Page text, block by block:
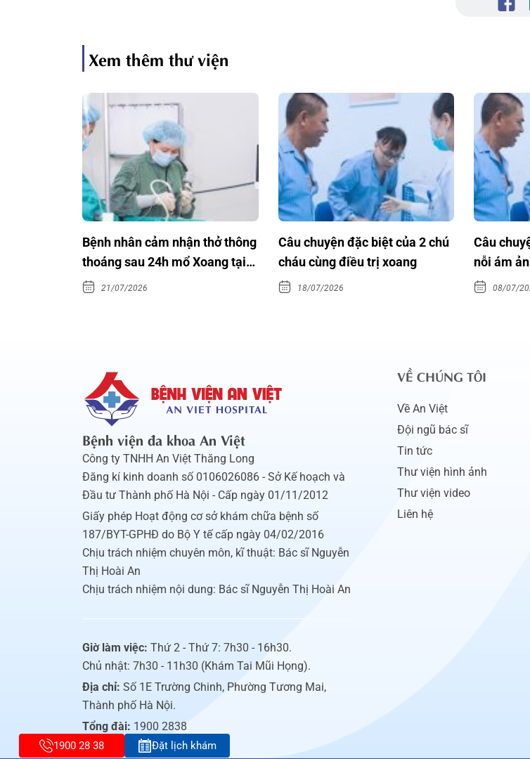
Xem thêm thư viện
Bệnh nhân cảm nhận thở thông
thoáng sau 24h mổ Xoang tại
An Việt
21/07/2026
Câu chuyện đặc biệt của 2 chú
cháu cùng điều trị xoang
18/07/2026
Câu
nỗi ám
nội soi
08/07/
Bệnh viện đa khoa An Việt
Công ty TNHH An Việt Thăng Long
Đăng kí kinh doanh số 0106026086 - Sở Kế hoạch và
Đầu tư Thành phố Hà Nội - Cấp ngày 01/11/2012
Giấy phép Hoạt động cơ sở khám chữa bệnh số
187/BYT-GPHĐ do Bộ Y tế cấp ngày 04/02/2016
Chịu trách nhiệm chuyên môn, kĩ thuật: Bác sĩ Nguyễn
Thị Hoài An
Chịu trách nhiệm nội dung: Bác sĩ Nguyễn Thị Hoài An
Giờ làm việc: Thứ 2 - Thứ 7: 7h30 - 16h30.
Chủ nhật: 7h30 - 11h30 (Khám Tai Mũi Họng).
Địa chỉ: Số 1E Trường Chinh, Phường Tương Mai,
Thành phố Hà Nội.
Tổng đài: 1900 2838
VỀ CHÚNG TÔI
Về An Việt
Đội ngũ bác sĩ
Tin tức
Thư viện hình ảnh
Thư viện video
Liên hệ
1900 28 38 Đặt lịch khám